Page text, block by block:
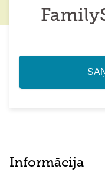
Informācija